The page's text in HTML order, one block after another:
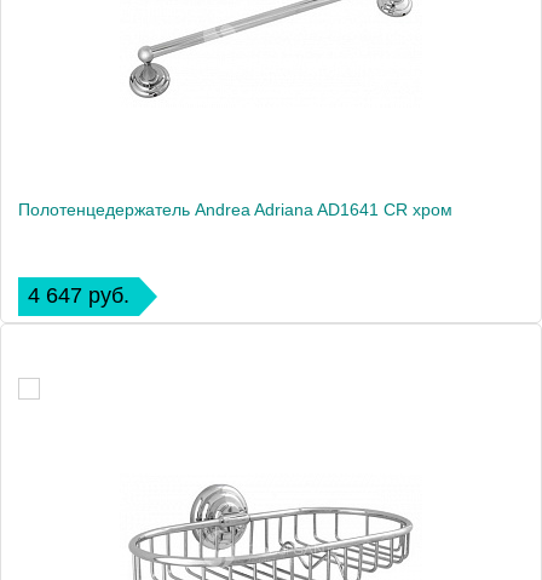
Полотенцедержатель Andrea Adriana AD1641 CR хром
4 647 руб.